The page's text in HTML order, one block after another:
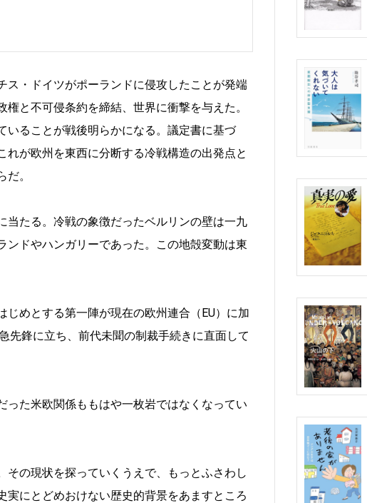
ス・ドイツがポーランドに侵攻したことが発端
と不可侵条約を締結、世界に衝撃を与えた。
いることが戦後明らかになる。議定書に基づ
が欧州を東西に分断する冷戦構造の出発点と
。
当たる。冷戦の象徴だったベルリンの壁は一九
ドやハンガリーであった。この地殻変動は東
めとする第一陣が現在の欧州連合（EU）に加
先鋒に立ち、前代未聞の制裁手続きに直面して
た米欧関係ももはや一枚岩ではなくなってい
の現状を探っていくうえで、もっとふさわし
にとどめおけない歴史的背景をあますところ